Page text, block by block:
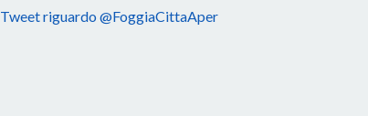
Tweet riguardo @FoggiaCittaAper